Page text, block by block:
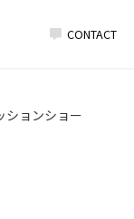
CONTACT
ションショー